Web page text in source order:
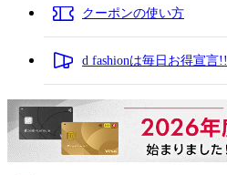
クーポンの使い方
d fashionは毎日お得宣言!!